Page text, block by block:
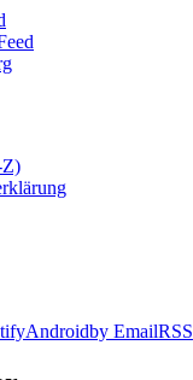
Androidby EmailRSS